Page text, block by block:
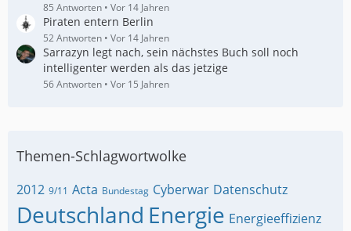
85 Antworten Vor 14 Jahren
Piraten entern Berlin
52 Antworten Vor 14 Jahren
Sarrazyn legt nach, sein nächstes Buch soll noch
intelligenter werden als das jetzige
56 Antworten Vor 15 Jahren
Themen-Schlagwortwolke
2012 9/11 Acta Bundestag Cyberwar Datenschutz
Deutschland Energie Energieeffizienz